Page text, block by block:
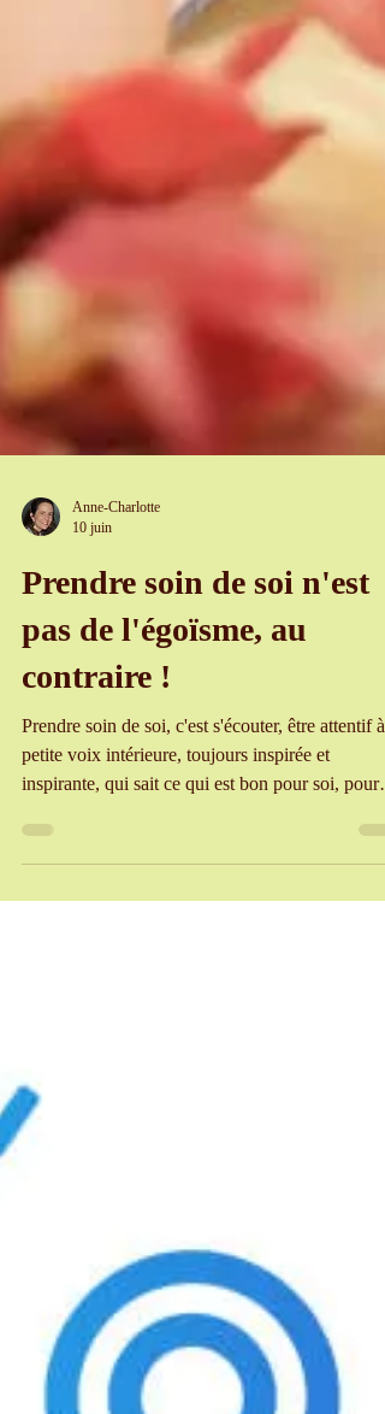
10 juin
Prendre soin de soi n'est
pas de l'égoïsme, au
contraire !
Prendre soin de soi, c'est s'écouter, être attentif à
petite voix intérieure, toujours inspirée et
inspirante, qui sait ce qui est bon pour soi, pour